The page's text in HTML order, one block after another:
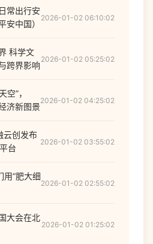
常出行安
安中国）
2026-01-02 06:10:02
科学文
跨界影响
2026-01-02 05:25:02
空”，
济新图景
2026-01-02 04:25:02
云创发布
台
2026-01-02 03:55:02
用“肥大细
2026-01-02 02:55:02
大会在北
2026-01-02 01:25:02